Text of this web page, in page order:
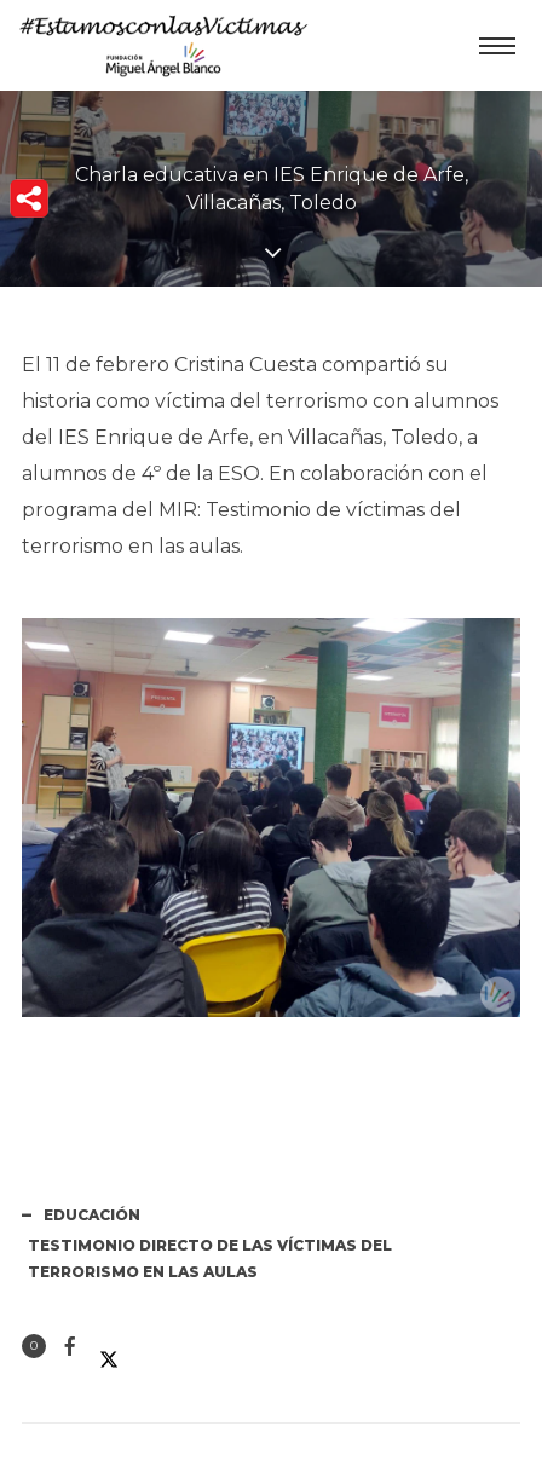
Charla educativa en IES Enrique de Arfe,
Villacañas, Toledo
El 11 de febrero Cristina Cuesta compartió su
historia como víctima del terrorismo con alumnos
del IES Enrique de Arfe, en Villacañas, Toledo, a
alumnos de 4º de la ESO. En colaboración con el
programa del MIR: Testimonio de víctimas del
terrorismo en las aulas.
EDUCACIÓN
TESTIMONIO DIRECTO DE LAS VÍCTIMAS DEL
TERRORISMO EN LAS AULAS
0